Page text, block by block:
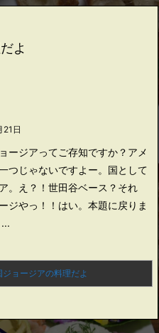
よ
21日
ージアってご存知ですか？ アメ
つじゃないですよー。国として
。
え？！世田谷ベース？ それ
ジやっ！！ はい。本題に戻りま
ョージアの料理だよ